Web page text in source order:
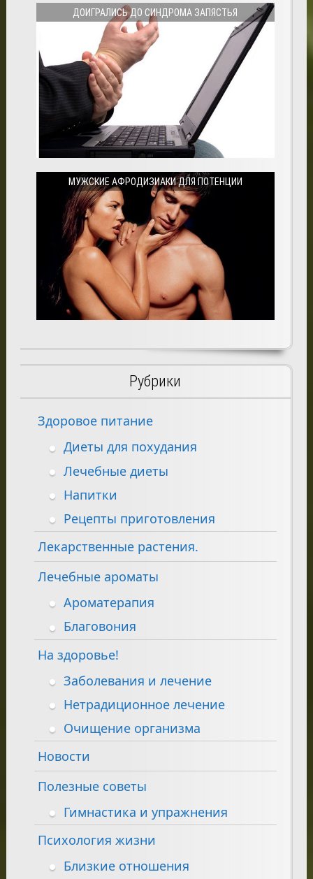
ДОИГРАЛИСЬ ДО СИНДРОМА ЗАПЯСТЬЯ
МУЖСКИЕ АФРОДИЗИАКИ ДЛЯ ПОТЕНЦИИ
Рубрики
Здоровое питание
Диеты для похудания
Лечебные диеты
Напитки
Рецепты приготовления
Лекарственные растения.
Лечебные ароматы
Ароматерапия
Благовония
На здоровье!
Заболевания и лечение
Нетрадиционное лечение
Очищение организма
Новости
Полезные советы
Гимнастика и упражнения
Психология жизни
Близкие отношения